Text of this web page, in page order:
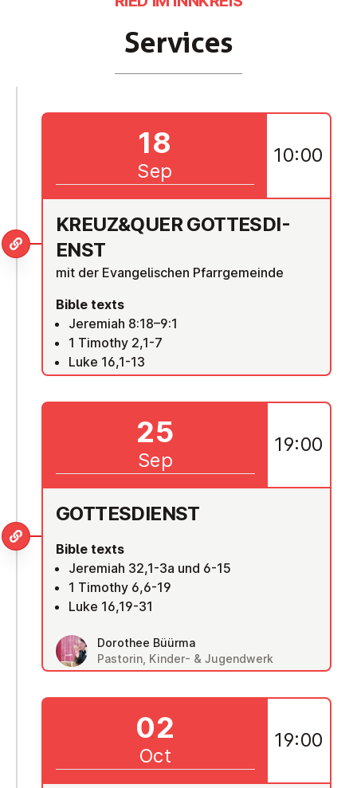
Services
KREUZ&QUER GOTTES­DI­
ENST
mit der Evangelischen Pfarrgemeinde
Bible texts
Jeremiah 8:18–9:1
1 Timothy 2,1-7
Luke 16,1-13
18
Sep
10:00
GOTTES­DI­ENST
Bible texts
Jeremiah 32,1-3a und 6-15
1 Timothy 6,6-19
Luke 16,19-31
Dorothee Büürma
Pastorin, Kinder- & Jugendwerk
25
Sep
19:00
02
Oct
19:00